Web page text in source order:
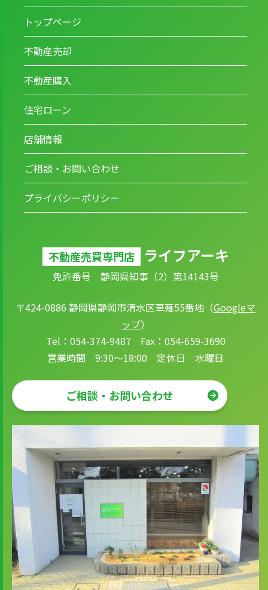
トップページ
不動産売却
不動産購入
住宅ローン
店舗情報
ご相談・お問い合わせ
プライバシーポリシー
不動産売買専門店 ライフアーキ
免許番号 静岡県知事（2）第14143号
〒424-0886 静岡県静岡市清水区草薙55番地（Googleマ
ップ）
Tel：054-374-9487 Fax：054-659-3690
営業時間 9:30～18:00 定休日 水曜日
ご相談・お問い合わせ